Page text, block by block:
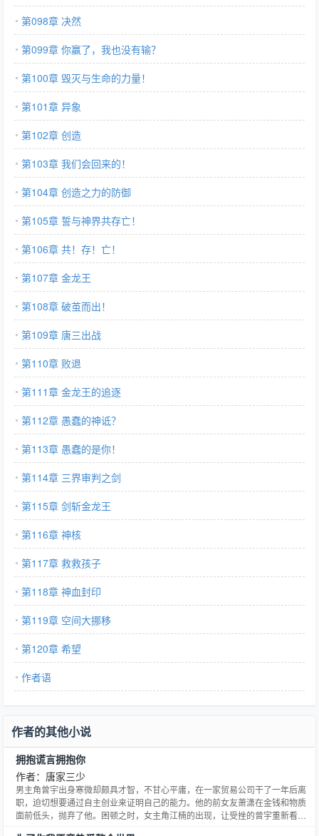
第098章 决然
第099章 你赢了，我也没有输？
第100章 毁灭与生命的力量！
第101章 异象
第102章 创造
第103章 我们会回来的！
第104章 创造之力的防御
第105章 誓与神界共存亡！
第106章 共！存！亡！
第107章 金龙王
第108章 破茧而出！
第109章 唐三出战
第110章 败退
第111章 金龙王的追逐
第112章 愚蠢的神诋？
第113章 愚蠢的是你！
第114章 三界审判之剑
第115章 剑斩金龙王
第116章 神核
第117章 救救孩子
第118章 神血封印
第119章 空间大挪移
第120章 希望
作者语
作者的其他小说
拥抱谎言拥抱你
作者：唐家三少
男主角曾宇出身寒微却颇具才智，不甘心平庸，在一家贸易公司干了一年后离
职，迫切想要通过自主创业来证明自己的能力。他的前女友萧潇在金钱和物质
面前低头，抛弃了他。困顿之时，女主角江楠的出现，让受挫的曾宇重新看见